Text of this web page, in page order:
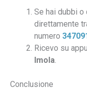
Se hai dubbi o
direttamente
numero
Ricevo su
Imola.
Conclusione